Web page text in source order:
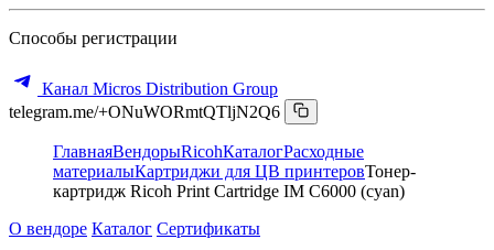
Способы регистрации
Канал Micros Distribution Group
telegram.me/+ONuWORmtQTljN2Q6
ГлавнаяВендорыRicohКаталогРасходные
материалыКартриджи для ЦВ принтеровТонер-
картридж Ricoh Print Cartridge IM C6000 (cyan)
О вендоре Каталог Сертификаты